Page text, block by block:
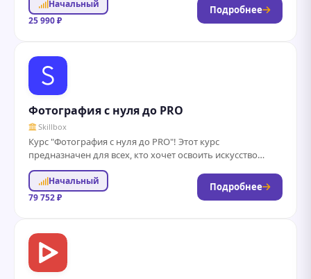
работать с различными типами камер,...
Начальный
25 990 ₽
Подробнее
Фотография с нуля до PRO
Skillbox
Курс "Фотография с нуля до PRO"! Этот курс
предназначен для всех, кто хочет освоить искусство
фотографии, независимо от уровня подготовки....
Начальный
79 752 ₽
Подробнее